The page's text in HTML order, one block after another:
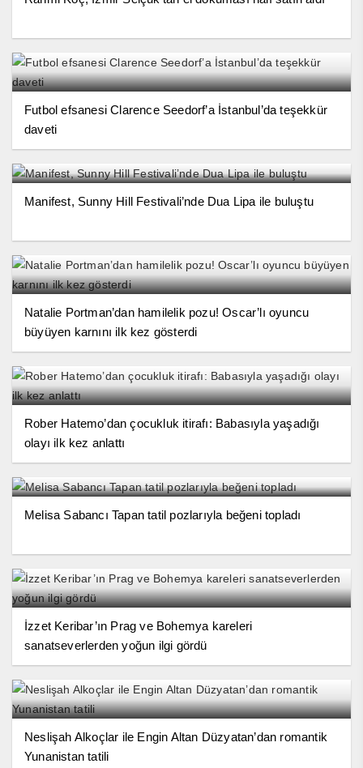
Futbol efsanesi Clarence Seedorf’a İstanbul’da teşekkür
daveti
Manifest, Sunny Hill Festivali’nde Dua Lipa ile buluştu
Natalie Portman’dan hamilelik pozu! Oscar’lı oyuncu
büyüyen karnını ilk kez gösterdi
Rober Hatemo’dan çocukluk itirafı: Babasıyla yaşadığı
olayı ilk kez anlattı
Melisa Sabancı Tapan tatil pozlarıyla beğeni topladı
İzzet Keribar’ın Prag ve Bohemya kareleri
sanatseverlerden yoğun ilgi gördü
Neslişah Alkoçlar ile Engin Altan Düzyatan’dan romantik
Yunanistan tatili